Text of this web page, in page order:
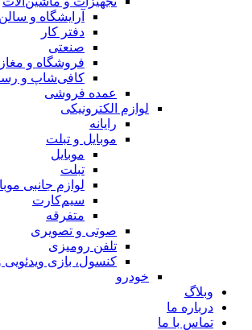
آرایشگاه و
دفتر کار
صنعتی
فروشگاه و
کافی‌شاپ و
عمده فروشی
لوازم الکترونیکی
رایانه
موبایل و تبلت
موبایل
تبلت
لوازم جانبی
سیم‌کارت
متفرقه
صوتی و تصویری
تلفن رومیزی
کنسول، بازی‌ ویدئویی و
خودرو
وبلاگ
درباره ما
تماس با ما